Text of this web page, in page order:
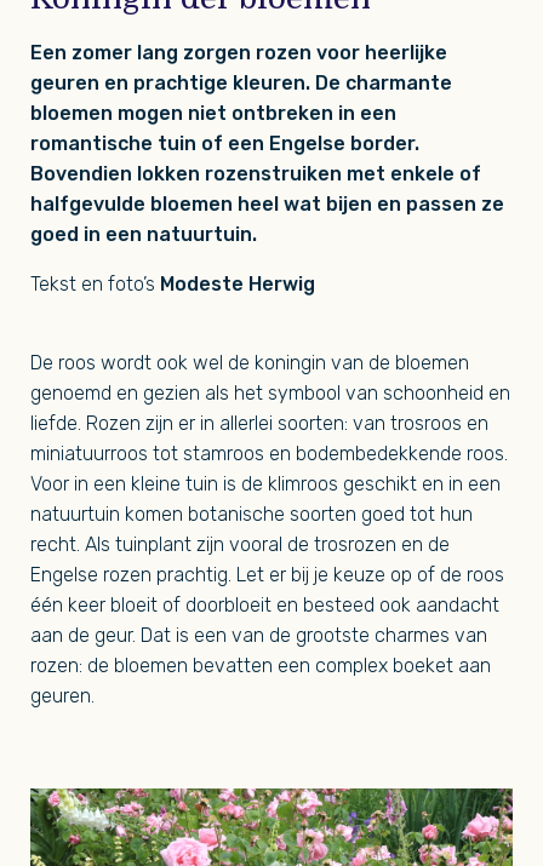
Een zomer lang zorgen rozen voor heerlijke
geuren en prachtige kleuren. De charmante
bloemen mogen niet ontbreken in een
romantische tuin of een Engelse border.
Bovendien lokken rozenstruiken met enkele of
halfgevulde bloemen heel wat bijen en passen ze
goed in een natuurtuin.
Tekst en foto’s Modeste Herwig
De roos wordt ook wel de koningin van de bloemen
genoemd en gezien als het symbool van schoonheid en
liefde. Rozen zijn er in allerlei soorten: van trosroos en
miniatuurroos tot stamroos en bodembedekkende roos.
Voor in een kleine tuin is de klimroos geschikt en in een
natuurtuin komen botanische soorten goed tot hun
recht. Als tuinplant zijn vooral de trosrozen en de
Engelse rozen prachtig. Let er bij je keuze op of de roos
één keer bloeit of doorbloeit en besteed ook aandacht
aan de geur. Dat is een van de grootste charmes van
rozen: de bloemen bevatten een complex boeket aan
geuren.